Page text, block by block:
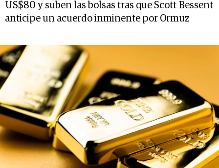
US$80 y suben las bolsas tras que Scott Bessent
anticipe un acuerdo inminente por Ormuz